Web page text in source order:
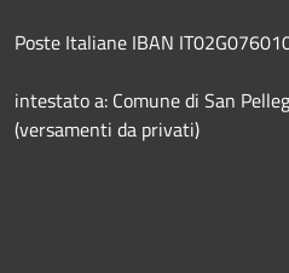
Poste Italiane IBAN
intestato a: Comune di San
(versamenti da privati)